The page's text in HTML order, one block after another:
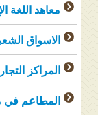
معاهد اللغة
الاسواق
المراكز
المطاعم في